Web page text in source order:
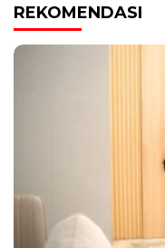
REKOMENDASI